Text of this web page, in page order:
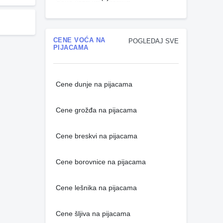
POGLEDAJ SVE
CENE VOĆA NA
PIJACAMA
Cene dunje na pijacama
Cene grožđa na pijacama
Cene breskvi na pijacama
Cene borovnice na pijacama
Cene lešnika na pijacama
Cene šljiva na pijacama